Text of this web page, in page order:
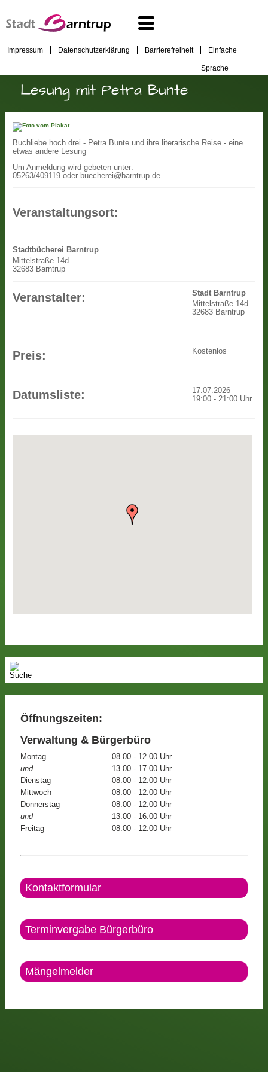
Impressum Datenschutzerklärung Barrierefreiheit Einfache
Sprache
Lesung mit Petra Bunte
Buchliebe hoch drei - Petra Bunte und ihre literarische Reise - eine
etwas andere Lesung
Um Anmeldung wird gebeten unter:
05263/409119 oder buecherei@barntrup.de
Veranstaltungsort:
Stadtbücherei Barntrup
Mittelstraße 14d
32683 Barntrup
Veranstalter:
Stadt Barntrup
Mittelstraße 14d
32683 Barntrup
Preis: Kostenlos
Datumsliste:
17.07.2026
19:00 - 21:00 Uhr
Öffnungszeiten:
Verwaltung & Bürgerbüro
Montag
08.00 - 12.00 Uhr
und
13.00 - 17.00 Uhr
Dienstag
08.00 - 12.00 Uhr
Mittwoch
08.00 - 12.00 Uhr
Donnerstag
08.00 - 12.00 Uhr
und
13.00 - 16.00 Uhr
Freitag
08.00 - 12:00 Uhr
Kontaktformular
Terminvergabe Bürgerbüro
Mängelmelder